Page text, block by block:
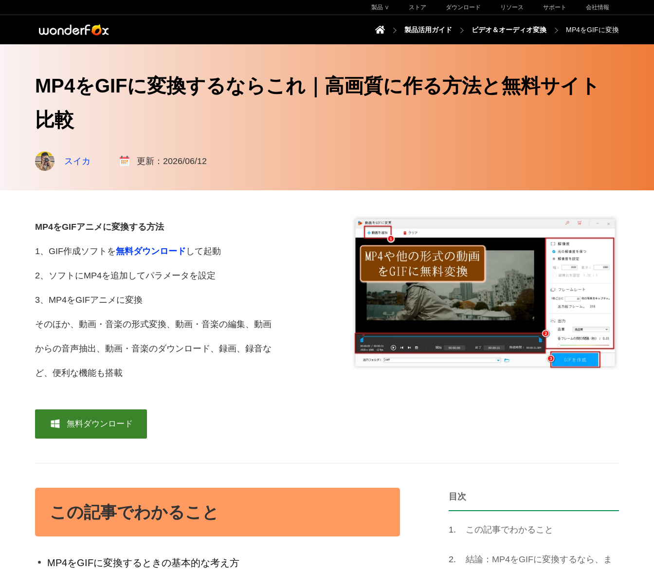
会社情報
サポート
リソース
ダウンロード
ストア
製品 ∨
MP4をGIFに変換
ビデオ＆オーディオ変換
製品活用ガイド
MP4をGIFに変換するならこれ｜高画質に作る方法と無料サイト
比較
スイカ 更新：2026/06/12
MP4をGIFアニメに変換する方法
1、GIF作成ソフトを無料ダウンロード して起動
2、ソフトにMP4を追加してパラメータを設定
3、MP4をGIFアニメに変換
そのほか、動画・音楽の形式変換、動画・音楽の編集、動画
からの音声抽出、動画・音楽のダウンロード、録画、録音な
ど、便利な機能も搭載
無料ダウンロード
この記事でわかること
MP4をGIFに変換するときの基本的な考え方
目次
1. この記事でわかること
2.
結論：MP4をGIFに変換するなら、ま